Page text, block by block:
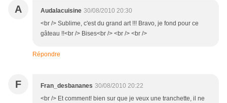
A Audalacuisine 30/08/2010 20:30
<br /> Sublime, c'est du grand art !!! Bravo, je fond pour ce
gâteau !!<br /> Bises<br /> <br /> <br />
Répondre
F Fran_desbananes 30/08/2010 20:22
<br /> Et comment! bien sur que je veux une tranchette, il ne